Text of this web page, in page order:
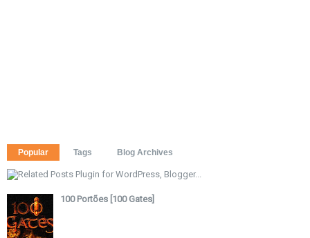
Popular Tags Blog Archives
100 Portões [100 Gates]